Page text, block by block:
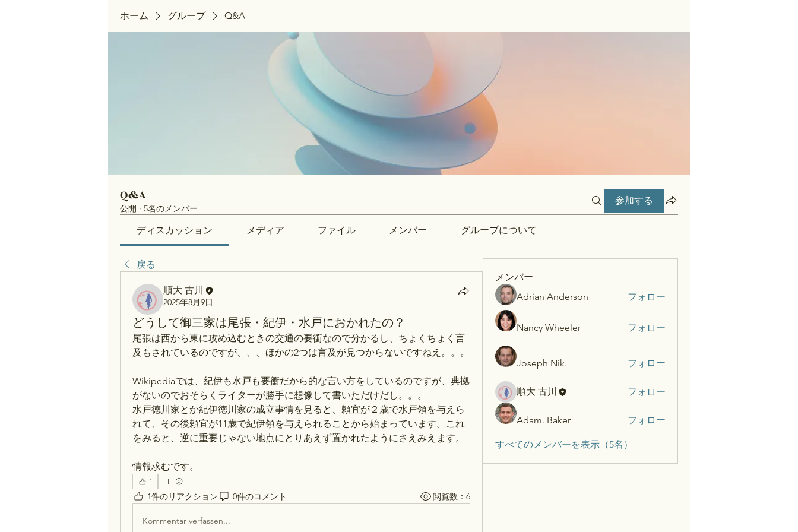
ホーム グループ Q&A
Q&A
公開 · 5名のメンバー
参加する
ディスカッション メディア ファイル メンバー グループについて
戻る
順大 古川
2025年8月9日
どうして御三家は尾張・紀伊・水戸におかれたの？
尾張は西から東に攻め込むときの交通の要衝なので分かるし、ちょくちょく言
及もされているのですが、、、ほかの2つは言及が見つからないですねえ。。。
Wikipediaでは、紀伊も水戸も要衝だから的な言い方をしているのですが、典拠
がないのでおそらくライターが勝手に想像して書いただけだし。。。
水戸徳川家とか紀伊徳川家の成立事情を見ると、頼宜が２歳で水戸領を与えら
れて、その後頼宜が11歳で紀伊領を与えられることから始まっています。これ
をみると、逆に重要じゃない地点にとりあえず置かれたようにさえみえます。
情報求むです。
1
1件のリアクション 0件のコメント 閲覧数：6
Kommentar verfassen...
メンバー
Adrian Anderson
フォロー
Nancy Wheeler フォロー
Joseph Nik. フォロー
順大 古川 フォロー
Adam. Baker フォロー
すべてのメンバーを表示（5名）